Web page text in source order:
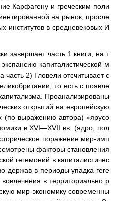
Карфагену и греческим поли
на рынок, просле
институтов в средневековых И
завершает часть 1 книги, на т
капиталистической м
2) Гловели отсчитывает с
то есть с появле
Проанализированы
открытий на европейскую
(по выражению автора) «ярусо
в XVI—XVII вв. (ядро, пол
поражение мир-имп
факторы становления
гегемоний в капиталистичес
держав в периоды упадка геге
в территориально р
мир-экономику современны